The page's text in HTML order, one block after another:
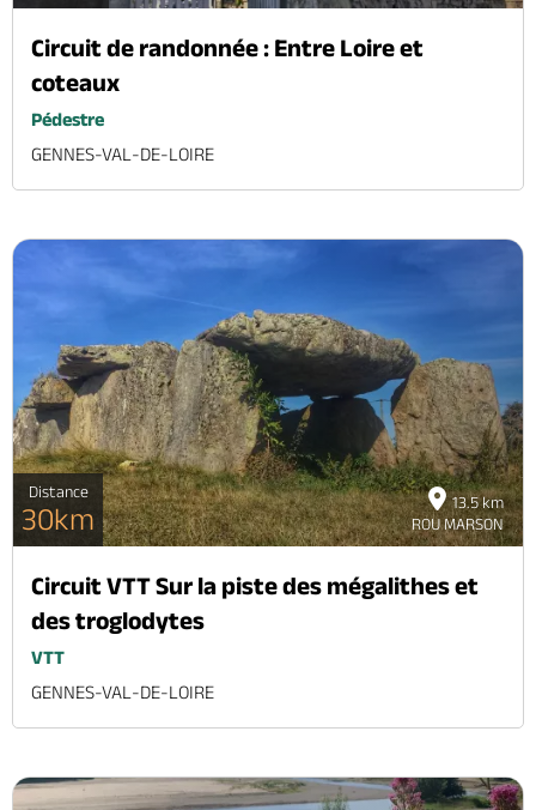
Circuit de randonnée : Entre Loire et
coteaux
Pédestre
GENNES-VAL-DE-LOIRE
13.5 km
ROU MARSON
Distance
30km
Circuit VTT Sur la piste des mégalithes et
des troglodytes
VTT
GENNES-VAL-DE-LOIRE